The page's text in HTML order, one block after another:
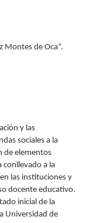
Montes de Oca”.
y las
sociales a la
de elementos
conllevado a la
las instituciones y
docente educativo.
inicial de la
Universidad de